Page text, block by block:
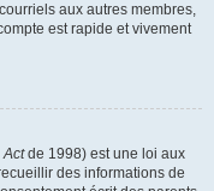
aux autres membres,
est rapide et vivement
Actde 1998) est une loi aux
des informations de